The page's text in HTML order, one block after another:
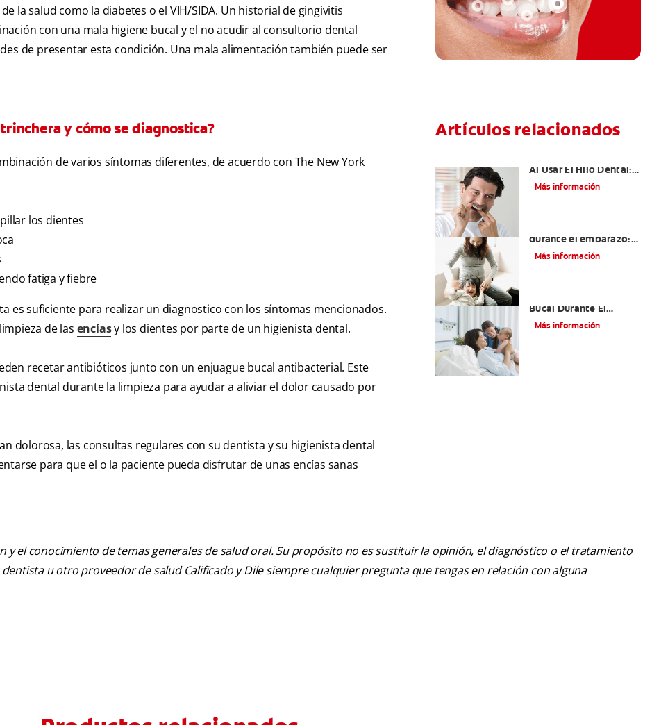
la salud como la diabetes o el VIH/SIDA. Un historial de gingivitis
con una mala higiene bucal y el no acudir al consultorio dental
de presentar esta condición. Una mala alimentación también puede ser
y cómo se diagnostica?
de varios síntomas diferentes, de acuerdo con The New York
los dientes
fatiga y fiebre
es suficiente para realizar un diagnostico con los síntomas mencionados.
de las encíasy los dientes por parte de un higienista dental.
recetar antibióticos junto con un enjuague bucal antibacterial. Este
dental durante la limpieza para ayudar a aliviar el dolor causado por
dolorosa, las consultas regulares con su dentista y su higienista dental
para que el o la paciente pueda disfrutar de unas encías sanas
Artículos relacionados
Al Usar El Hilo Dental:
¿Debe Llamar A Su
Más información
durante el embarazo:
qué esperar y cómo
Más información
Bucal Durante El
Embarazo
Más información
y el conocimiento de temas generales de salud oral. Su propósito no es sustituir la opinión, el diagnóstico o el tratamiento
u otro proveedor de salud Calificado y Dile siempre cualquier pregunta que tengas en relación con alguna